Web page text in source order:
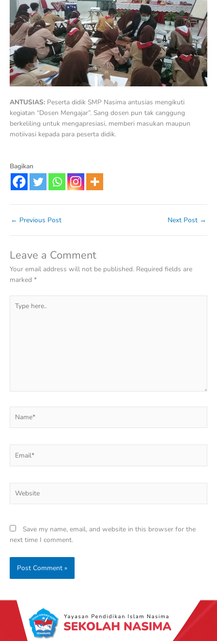
ANTUSIAS: Peserta didik SMP Nasima antusias mengikuti
kegiatan “Dosen Mengajar”. Sang dosen pun tak canggung
berkeliling untuk mengapresiasi, memberi masukan maupun
motiivasi kepada para peserta didik.
Bagikan
← Previous Post Next Post →
Leave a Comment
Your email address will not be published. Required fields are
marked *
here..
Save my name, email, and website in this browser for the
next time I comment.